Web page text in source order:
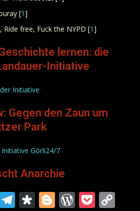
[1]
Ride free, Fuck the NYPD [1]
lernen: die
Initiative
Initiative
Gegen den Zaun um
Park
Görli24/7
Anarchie
Telegram
Diaspora
Blogger